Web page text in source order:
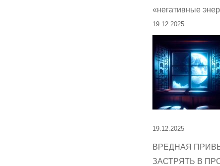
«негативные
19.12.2025
19.12.2025
ВРЕДНАЯ
ЗАСТРЯТЬ В